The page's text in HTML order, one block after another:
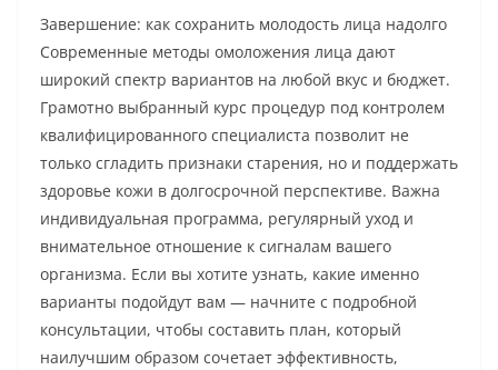
Завершение: как сохранить молодость лица надолго
Современные методы омоложения лица дают
широкий спектр вариантов на любой вкус и бюджет.
Грамотно выбранный курс процедур под контролем
квалифицированного специалиста позволит не
только сгладить признаки старения, но и поддержать
здоровье кожи в долгосрочной перспективе. Важна
индивидуальная программа, регулярный уход и
внимательное отношение к сигналам вашего
организма. Если вы хотите узнать, какие именно
варианты подойдут вам — начните с подробной
консультации, чтобы составить план, который
наилучшим образом сочетает эффективность,